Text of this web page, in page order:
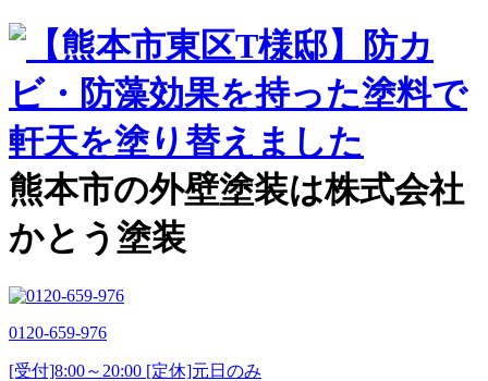
熊本市の外壁塗装は株式会社
かとう塗装
0120-659-976
[受付]8:00～20:00 [定休]元日のみ